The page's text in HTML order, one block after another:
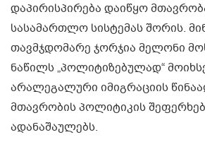
დაპირისპირება დაიწყო
სასამართლო სისტემას შორის.
თავმჯდომარე ჯორჯია მელონი
ნაწილს „პოლიტიზებულად“
არალეგალური იმიგრაციის
მთავრობის პოლიტიკის
ადანაშაულებს.